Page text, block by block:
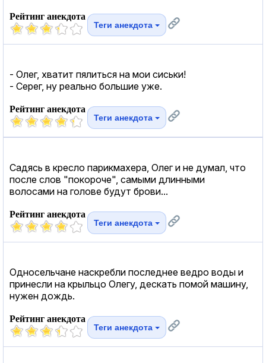
Рейтинг анекдота
Теги анекдота
- Олег, хватит пялиться на мои сиськи!
- Серег, ну реально большие уже.
Рейтинг анекдота
Теги анекдота
Садясь в кресло парикмахера, Олег и не думал, что
после слов "покороче", самыми длинными
волосами на голове будут брови...
Рейтинг анекдота
Теги анекдота
Односельчане наскребли последнее ведро воды и
принесли на крыльцо Олегу, дескать помой машину,
нужен дождь.
Рейтинг анекдота
Теги анекдота